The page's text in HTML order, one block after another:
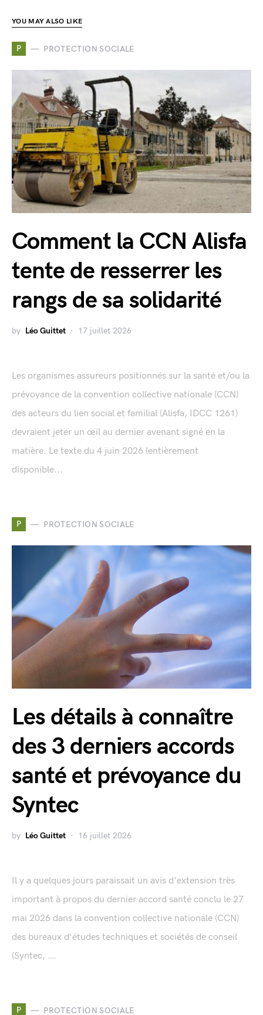
YOU MAY ALSO LIKE
P PROTECTION SOCIALE
Comment la CCN Alisfa
tente de resserrer les
rangs de sa solidarité
by Léo Guittet 17 juillet 2026
Les organismes assureurs positionnés sur la santé et/ou la
prévoyance de la convention collective nationale (CCN)
des acteurs du lien social et familial (Alisfa, IDCC 1261)
devraient jeter un œil au dernier avenant signé en la
matière. Le texte du 4 juin 2026 (entièrement
disponible...
P PROTECTION SOCIALE
Les détails à connaître
des 3 derniers accords
santé et prévoyance du
Syntec
by Léo Guittet 16 juillet 2026
Il y a quelques jours paraissait un avis d'extension très
important à propos du dernier accord santé conclu le 27
mai 2026 dans la convention collective nationale (CCN)
des bureaux d'études techniques et sociétés de conseil
(Syntec, ...
P PROTECTION SOCIALE